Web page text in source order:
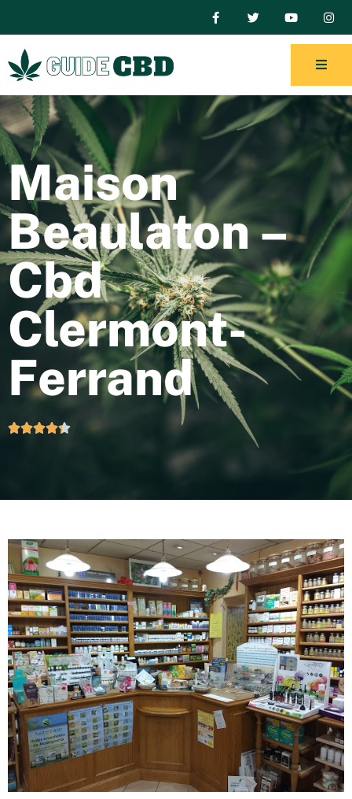
Maison
Beaulaton –
Cbd
Clermont-
Ferrand
